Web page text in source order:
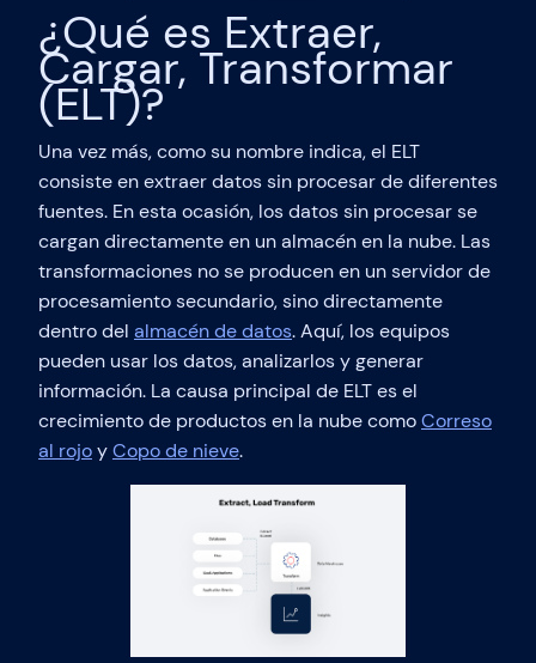
¿Qué es Extraer,
Cargar, Transformar
(ELT)?
Una vez más, como su nombre indica, el ELT
consiste en extraer datos sin procesar de diferentes
fuentes. En esta ocasión, los datos sin procesar se
cargan directamente en un almacén en la nube. Las
transformaciones no se producen en un servidor de
procesamiento secundario, sino directamente
dentro del almacén de datos. Aquí, los equipos
pueden usar los datos, analizarlos y generar
información. La causa principal de ELT es el
crecimiento de productos en la nube comoCorreso
al rojoyCopo de nieve.